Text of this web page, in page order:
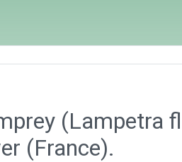
(Lampetra
(France).